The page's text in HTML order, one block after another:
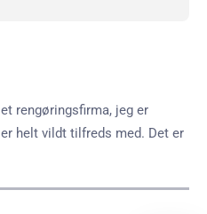
rengøringsfirma, jeg er
helt vildt tilfreds med. Det er